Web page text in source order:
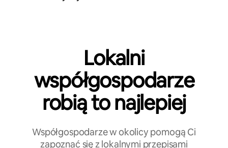
Lokalni
współgospodarze
robią to najlepiej
Współgospodarze w okolicy pomogą Ci
zapoznać się z lokalnymi przepisami